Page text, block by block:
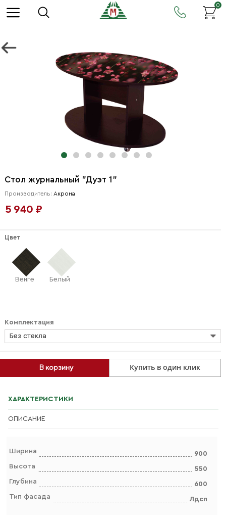
0
Стол журнальный "Дуэт 1"
Производитель: Акрона
5 940 ₽
В корзину Купить в один клик
Цвет
Венге Белый
Комплектация
Без стекла
ХАРАКТЕРИСТИКИ
ОПИСАНИЕ
Ширина
900
Высота
550
Глубина
600
Тип фасада
Лдсп